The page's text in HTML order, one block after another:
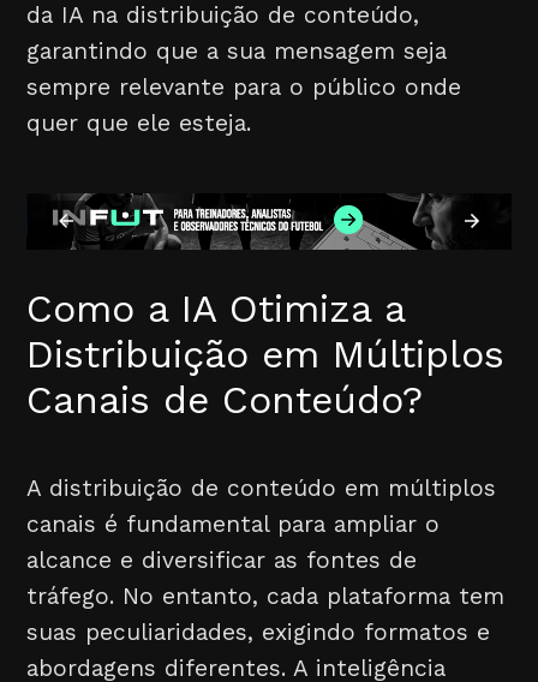
da IA na distribuição de conteúdo,
garantindo que a sua mensagem seja
sempre relevante para o público onde
quer que ele esteja.
Como a IA Otimiza a
Distribuição em Múltiplos
Canais de Conteúdo?
A distribuição de conteúdo em múltiplos
canais é fundamental para ampliar o
alcance e diversificar as fontes de
tráfego. No entanto, cada plataforma tem
suas peculiaridades, exigindo formatos e
abordagens diferentes. A inteligência